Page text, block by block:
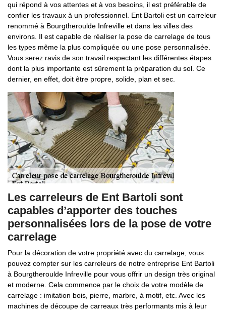
qui répond à vos attentes et à vos besoins, il est préférable de
confier les travaux à un professionnel. Ent Bartoli est un carreleur
renommé à Bourgtheroulde Infreville et dans les villes des
environs. Il est capable de réaliser la pose de carrelage de tous
les types même la plus compliquée ou une pose personnalisée.
Vous serez ravis de son travail respectant les différentes étapes
dont la plus importante est sûrement la préparation du sol. Ce
dernier, en effet, doit être propre, solide, plan et sec.
Les carreleurs de Ent Bartoli sont
capables d’apporter des touches
personnalisées lors de la pose de votre
carrelage
Pour la décoration de votre propriété avec du carrelage, vous
pouvez compter sur les carreleurs de notre entreprise Ent Bartoli
à Bourgtheroulde Infreville pour vous offrir un design très original
et moderne. Cela commence par le choix de votre modèle de
carrelage : imitation bois, pierre, marbre, à motif, etc. Avec les
machines de découpe de carreaux très performants mis à leur